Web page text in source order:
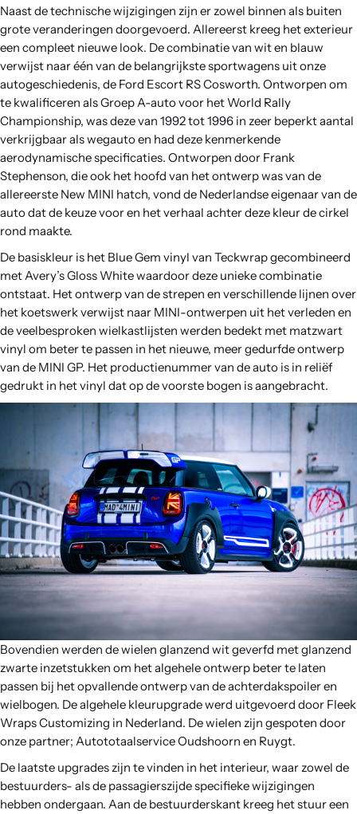
Naast de technische wijzigingen zijn er zowel binnen als buiten
grote veranderingen doorgevoerd. Allereerst kreeg het exterieur
een compleet nieuwe look. De combinatie van wit en blauw
verwijst naar één van de belangrijkste sportwagens uit onze
autogeschiedenis, de Ford Escort RS Cosworth. Ontworpen om
te kwalificeren als Groep A-auto voor het World Rally
Championship, was deze van 1992 tot 1996 in zeer beperkt aantal
verkrijgbaar als wegauto en had deze kenmerkende
aerodynamische specificaties. Ontworpen door Frank
Stephenson, die ook het hoofd van het ontwerp was van de
allereerste New MINI hatch, vond de Nederlandse eigenaar van de
auto dat de keuze voor en het verhaal achter deze kleur de cirkel
rond maakte.
De basiskleur is het Blue Gem vinyl van Teckwrap gecombineerd
met Avery’s Gloss White waardoor deze unieke combinatie
ontstaat. Het ontwerp van de strepen en verschillende lijnen over
het koetswerk verwijst naar MINI-ontwerpen uit het verleden en
de veelbesproken wielkastlijsten werden bedekt met matzwart
vinyl om beter te passen in het nieuwe, meer gedurfde ontwerp
van de MINI GP. Het productienummer van de auto is in reliëf
gedrukt in het vinyl dat op de voorste bogen is aangebracht.
Bovendien werden de wielen glanzend wit geverfd met glanzend
zwarte inzetstukken om het algehele ontwerp beter te laten
passen bij het opvallende ontwerp van de achterdakspoiler en
wielbogen. De algehele kleurupgrade werd uitgevoerd door Fleek
Wraps Customizing in Nederland. De wielen zijn gespoten door
onze partner; Autototaalservice Oudshoorn en Ruygt.
De laatste upgrades zijn te vinden in het interieur, waar zowel de
bestuurders- als de passagierszijde specifieke wijzigingen
hebben ondergaan. Aan de bestuurderskant kreeg het stuur een